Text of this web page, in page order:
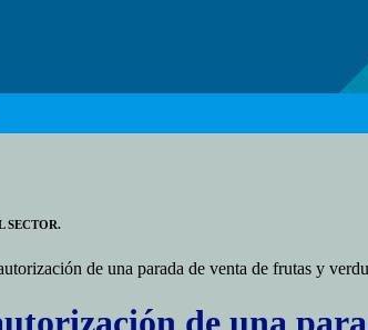
SECTOR.
de una parada de venta de frutas y